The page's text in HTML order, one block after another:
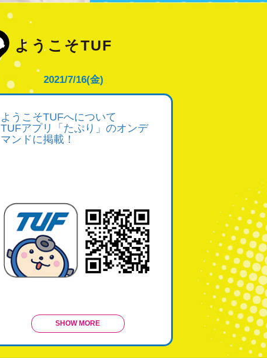
ようこそTUF
2021/7/16(金)
ようこそTUFへについて
TUFアプリ「たぷり」のオンデ
マンドに掲載！
SHOW MORE